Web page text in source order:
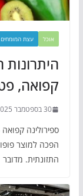
אוכל עצת המומחים
היתרונות
קפואה,
30 בספטמבר 2025
ספירולינה
הפכה למוצר
התזונתית. מדובר